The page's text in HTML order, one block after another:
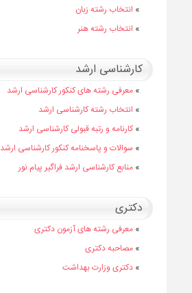
» انتخاب رشته زبان
» انتخاب رشته هنر
کارشناسی ارشد
» معرفی رشته های کنکور کارشناسی ارشد
» انتخاب رشته کارشناسی ارشد
» کارنامه و رتبه قبولی کارشناسی ارشد
» سوالات و پاسخنامه کنکور کارشناسی ارشد
» منابع کارشناسی ارشد فراگیر پیام نور
دکتری
» معرفی رشته های آزمون دکتری
» مصاحبه دکتری
» دکتری وزارت بهداشت